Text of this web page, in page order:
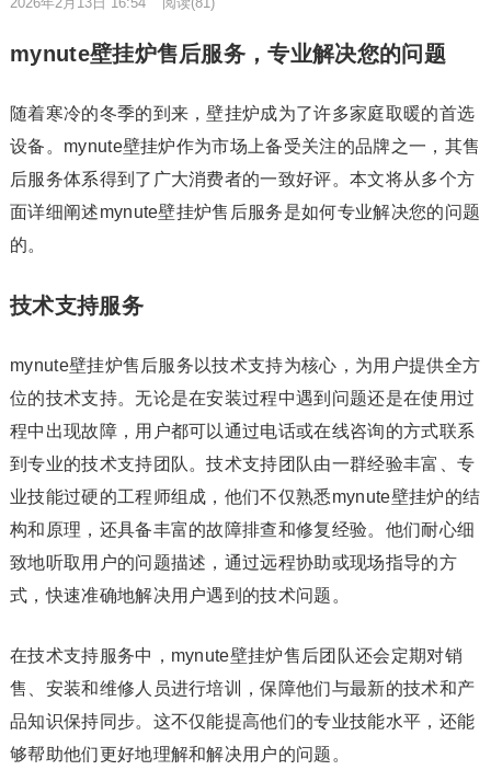
mynute壁挂炉售后服务，专业解决您的问题
随着寒冷的冬季的到来，壁挂炉成为了许多家庭取暖的首选
设备。mynute壁挂炉作为市场上备受关注的品牌之一，其售
后服务体系得到了广大消费者的一致好评。本文将从多个方
面详细阐述mynute壁挂炉售后服务是如何专业解决您的问题
的。
技术支持服务
mynute壁挂炉售后服务以技术支持为核心，为用户提供全方
位的技术支持。无论是在安装过程中遇到问题还是在使用过
程中出现故障，用户都可以通过电话或在线咨询的方式联系
到专业的技术支持团队。技术支持团队由一群经验丰富、专
业技能过硬的工程师组成，他们不仅熟悉mynute壁挂炉的结
构和原理，还具备丰富的故障排查和修复经验。他们耐心细
致地听取用户的问题描述，通过远程协助或现场指导的方
式，快速准确地解决用户遇到的技术问题。
在技术支持服务中，mynute壁挂炉售后团队还会定期对销
售、安装和维修人员进行培训，保障他们与最新的技术和产
品知识保持同步。这不仅能提高他们的专业技能水平，还能
够帮助他们更好地理解和解决用户的问题。